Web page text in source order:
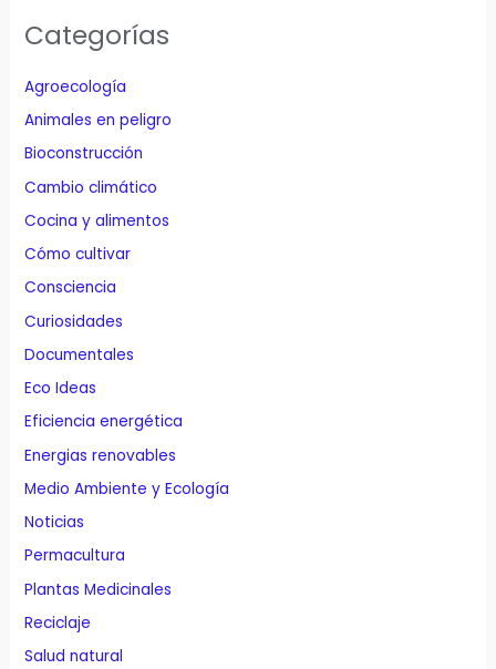
Categorías
Agroecología
Animales en peligro
Bioconstrucción
Cambio climático
Cocina y alimentos
Cómo cultivar
Consciencia
Curiosidades
Documentales
Eco Ideas
Eficiencia energética
Energias renovables
Medio Ambiente y Ecología
Noticias
Permacultura
Plantas Medicinales
Reciclaje
Salud natural